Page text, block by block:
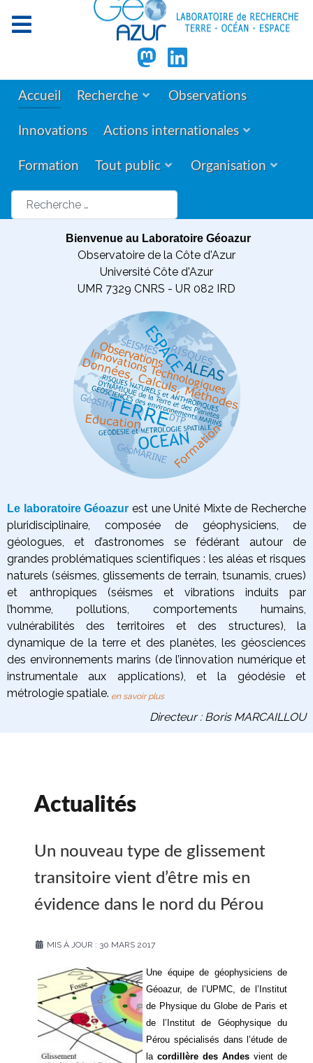
Accueil Recherche Observations
Innovations Actions internationales
Formation Tout public Organisation
Rechercher
Bienvenue au Laboratoire Géoazur
Observatoire de la Côte d'Azur
Université Côte d'Azur
UMR 7329 CNRS - UR 082 IRD
Le laboratoire Géoazur est une Unité Mixte de Recherche
pluridisciplinaire, composée de géophysiciens, de
géologues, et d’astronomes se fédérant autour de
grandes problématiques scientifiques : les aléas et risques
naturels (séismes, glissements de terrain, tsunamis, crues)
et anthropiques (séismes et vibrations induits par
l’homme, pollutions, comportements humains,
vulnérabilités des territoires et des structures), la
dynamique de la terre et des planètes, les géosciences
des environnements marins (de l’innovation numérique et
instrumentale aux applications), et la géodésie et
métrologie spatiale. en savoir plus
Directeur : Boris MARCAILLOU
Actualités
Un nouveau type de glissement
transitoire vient d’être mis en
évidence dans le nord du Pérou
MIS À JOUR : 30 MARS 2017
Une équipe de géophysiciens de
Géoazur, de l’UPMC, de l’Institut
de Physique du Globe de Paris et
de l’Institut de Géophysique du
Pérou spécialisés dans l’étude de
la cordillère des Andes vient de